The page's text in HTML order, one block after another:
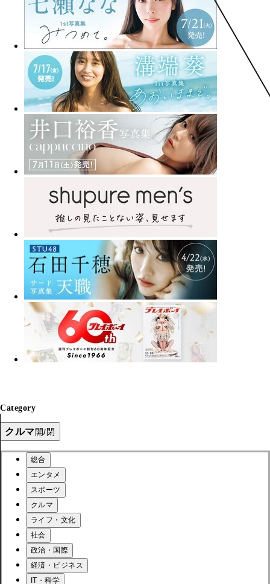
Category
クルマ開/閉
総合
エンタメ
スポーツ
クルマ
ライフ・文化
社会
政治・国際
経済・ビジネス
IT・科学